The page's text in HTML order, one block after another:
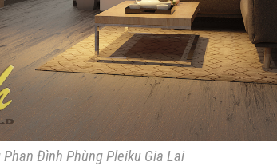
Đình Phùng Pleiku Gia Lai